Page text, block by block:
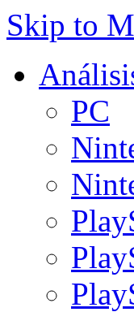
Skip to
PC